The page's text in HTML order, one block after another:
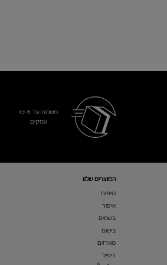
משלוח עד 6 ימי
עסקים​
המוצרים שלנו​
טיפוח
איפור
בשמים
בישום
מארזים
ריפיל